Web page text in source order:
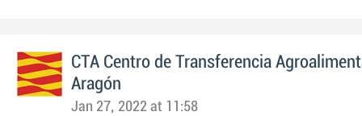
CTA Centro de Transferencia
Aragón
Jan 27, 2022 at 11:58